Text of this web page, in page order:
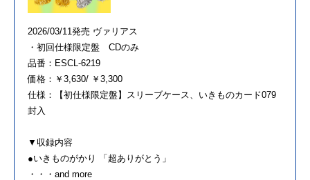
2026/03/11発売 ヴァリアス
・初回仕様限定盤 CDのみ
品番：ESCL-6219
価格：￥3,630/ ￥3,300
仕様：【初仕様限定盤】スリーブケース、いきものカード079
封入
▼収録内容
●いきものがかり 「超ありがとう」
・・・and more